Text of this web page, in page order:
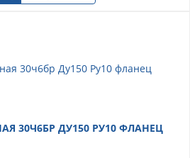
30Ч6БР ДУ150 РУ10 ФЛАНЕЦ